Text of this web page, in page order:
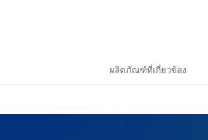
ผลิตภัณฑ์ที่เกี่ยวข้อง